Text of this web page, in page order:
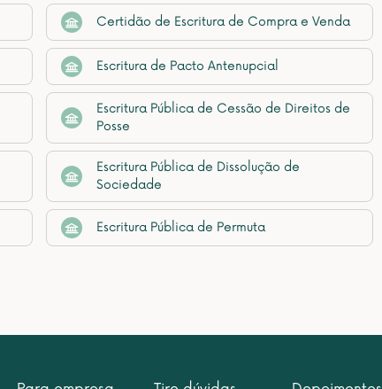
Certidão de Escritura de Compra e Venda
Escritura de Pacto Antenupcial
Escritura Pública de Cessão de Direitos de
Posse
Escritura Pública de Dissolução de
Sociedade
Escritura Pública de Permuta